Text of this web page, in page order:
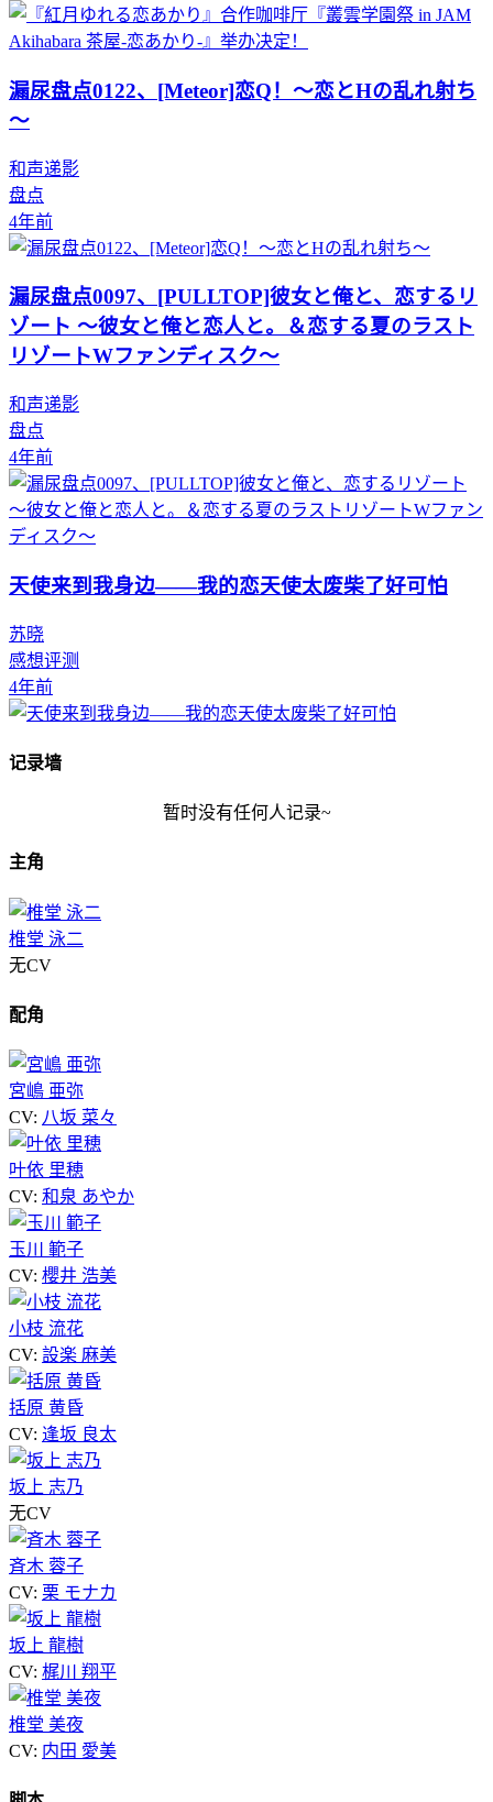
漏尿盘点0122、[Meteor]恋Q！～恋とHの乱れ射ち
～
和声递影
盘点
4年前
漏尿盘点0097、[PULLTOP]彼女と俺と、恋するリ
ゾート ～彼女と俺と恋人と。＆恋する夏のラスト
リゾートWファンディスク～
和声递影
盘点
4年前
天使来到我身边——我的恋天使太废柴了好可怕
苏晓
感想评测
4年前
记录墙
暂时没有任何人记录~
主角
椎堂 泳二
无CV
配角
宮嶋 亜弥
CV: 八坂 菜々
叶依 里穂
CV: 和泉 あやか
玉川 範子
CV: 櫻井 浩美
小枝 流花
CV: 設楽 麻美
括原 黄昏
CV: 逢坂 良太
坂上 志乃
无CV
斉木 蓉子
CV: 栗 モナカ
坂上 龍樹
CV: 梶川 翔平
椎堂 美夜
CV: 内田 愛美